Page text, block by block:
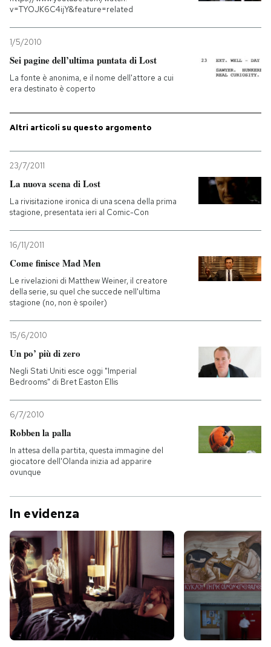
v=TYOJK6C4ijY&feature=related
1/5/2010
Sei pagine dell’ultima puntata di Lost
La fonte è anonima, e il nome dell'attore a cui
era destinato è coperto
Altri articoli su questo argomento
23/7/2011
La nuova scena di Lost
La rivisitazione ironica di una scena della prima
stagione, presentata ieri al Comic-Con
16/11/2011
Come finisce Mad Men
Le rivelazioni di Matthew Weiner, il creatore
della serie, su quel che succede nell'ultima
stagione (no, non è spoiler)
15/6/2010
Un po’ più di zero
Negli Stati Uniti esce oggi "Imperial
Bedrooms" di Bret Easton Ellis
6/7/2010
Robben la palla
In attesa della partita, questa immagine del
giocatore dell'Olanda inizia ad apparire
ovunque
In evidenza